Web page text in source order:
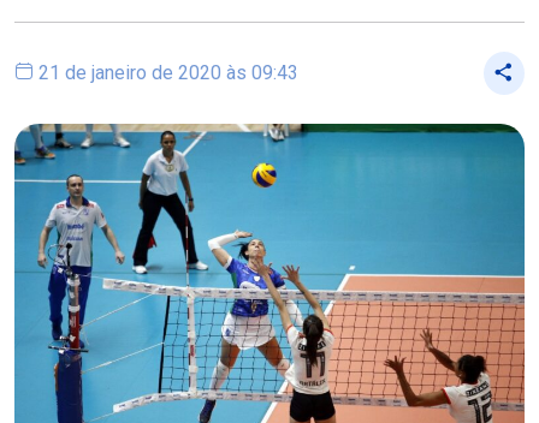
21 de janeiro de 2020 às 09:43